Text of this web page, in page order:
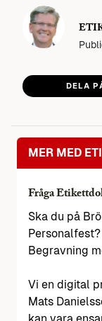
DELA
MER MED
Fråga
Ska du på
Begravning
Vi en digital
Mats